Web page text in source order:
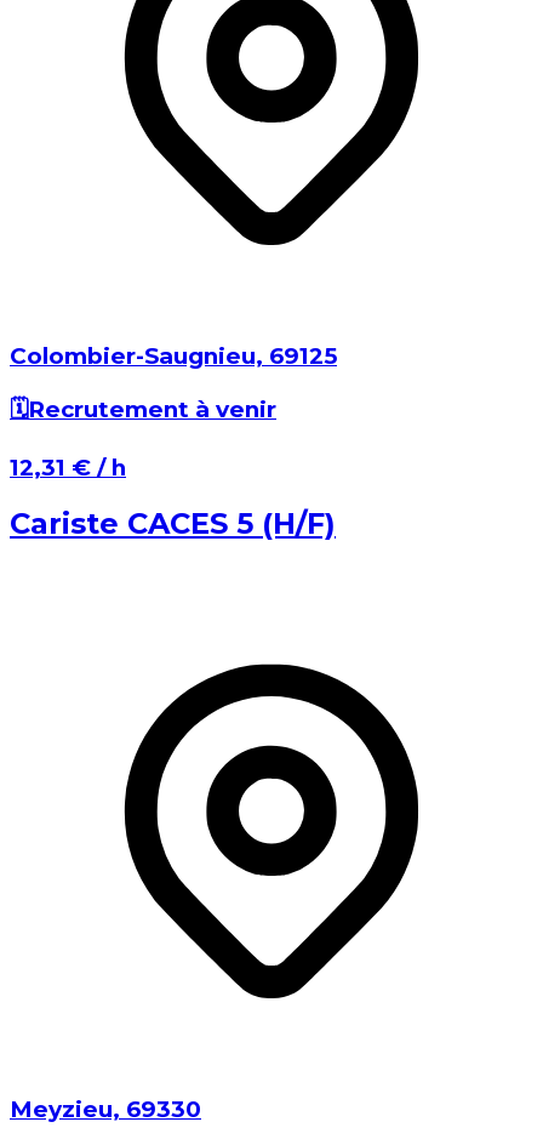
Colombier-Saugnieu⁩, ⁨69125⁩
🗓️Recrutement à venir
⁨12,31 €⁩ / h
Cariste CACES 5 (H/F)
Meyzieu⁩, ⁨69330⁩